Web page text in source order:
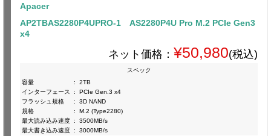
Apacer
AP2TBAS2280P4UPRO-1 AS2280P4U Pro M.2 PCIe Gen3
x4
ネット価格： ¥50,980(税込)
スペック
容量
:
2TB
インターフェース
:
PCIe Gen.3 x4
フラッシュ規格
:
3D NAND
規格
:
M.2 (Type2280)
最大読み込み速度 :
3500MB/s
最大書き込み速度 : 3000MB/s